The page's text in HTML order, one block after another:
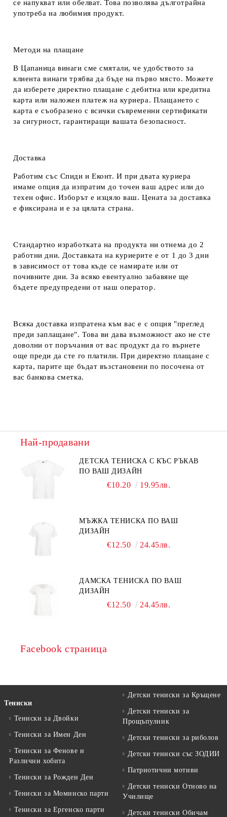
се напукват или обелват. Това позволява дълготрайна
употреба на любимия продукт.
Методи на плащане
В Цапаница винаги сме смятали, че удобството за
клиента винаги трябва да бъде на първо място. Можете
да изберете директно плащане с дебитна или кредитна
карта или наложен платеж на куриера. Плащането с
карта е съобразено с всички съвременни сертификати
за сигурност, гарантиращи вашата безопасност.
Доставка
Работим със Спиди и Еконт. И при двата куриера
имаме опция да изпратим до точен ваш адрес или до
техен офис. Изборът е изцяло ваш. Цената за доставка
е фиксирана и е за цялата страна.
Стандартно изработката на продукта ни отнема до 2
работни дни. Доставката на куриерите е от 1 до 3 дни
в зависимост от това къде се намирате или от
почивните дни. За всяко евентуално забавяне ще
бъдете предупредени от наш оператор.
Всяка доставка изпратена към вас е с опция "преглед
преди заплащане". Това ви дава възможност ако не сте
доволни от поръчания от вас продукт да го върнете
още преди да сте го платили. При директно плащане с
карта, парите ще бъдат възстановени по посочена от
вас банкова сметка.
Най-продавани
ДЕТСКА ТЕНИСКА С КЪС РЪКАВ
ПО ВАШ ДИЗАЙН
€10.20 19.95лв.
МЪЖКА ТЕНИСКА ПО ВАШ
ДИЗАЙН
€12.50 24.45лв.
ДАМСКА ТЕНИСКА ПО ВАШ
ДИЗАЙН
€12.50 24.45лв.
Facebook страница
Тениски
Тениски за Двойки
Тениски за Имен Ден
Тениски за Фенове и
Различни хобита
Тениски за Рожден Ден
Тениски за Mоминско парти
Тениски за Eргенско парти
Детски тениски за Кръщене
Детски тениски за
Прощъпулник
Детски тениски за риболов
Детски тениски със ЗОДИИ
Патриотични мотиви
Детски тениски Отново на
Училище
Детски тениски Обичам